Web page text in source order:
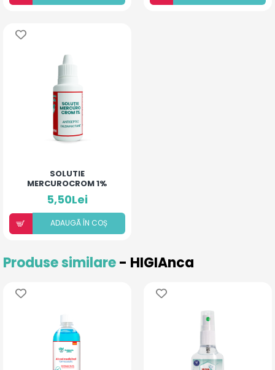
SOLUTIE
MERCUROCROM 1%
5,50Lei
ADAUGÃ ÎN COȘ
Produse similare- HIGIAnca